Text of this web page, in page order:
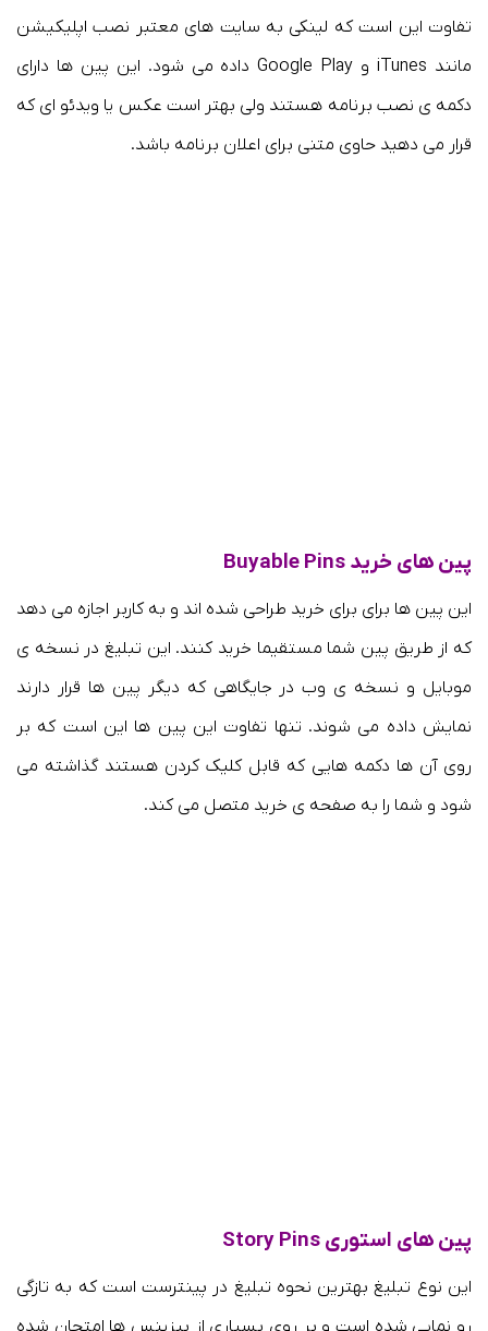
تفاوت این است که لینکی به سایت های معتبر نصب اپلیکیشن
مانند iTunes و Google Play داده می شود. این پین ها دارای
دکمه ی نصب برنامه هستند ولی بهتر است عکس یا ویدئو ای که
قرار می دهید حاوی متنی برای اعلان برنامه باشد.
پین های خرید Buyable Pins
این پین ها برای برای خرید طراحی شده اند و به کاربر اجازه می دهد
که از طریق پین شما مستقیما خرید کنند. این تبلیغ در نسخه ی
موبایل و نسخه ی وب در جایگاهی که دیگر پین ها قرار دارند
نمایش داده می شوند. تنها تفاوت این پین ها این است که بر
روی آن ها دکمه هایی که قابل کلیک کردن هستند گذاشته می
شود و شما را به صفحه ی خرید متصل می کند.
پین های استوری Story Pins
این نوع تبلیغ بهترین نحوه تبلیغ در پینترست است که به تازگی
رو نمایی شده است و بر روی بسیاری از بیزینس ها امتحان شده